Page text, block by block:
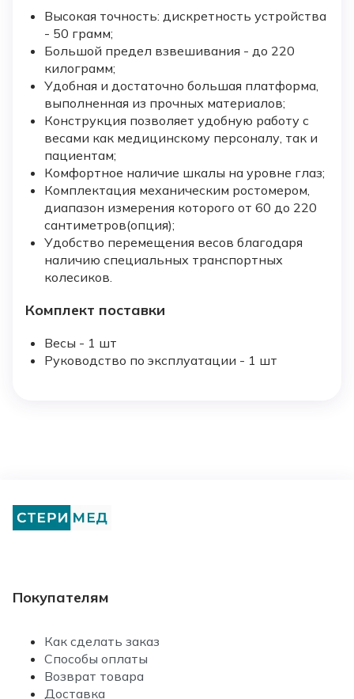
Высокая точность: дискретность устройства
- 50 грамм;
Большой предел взвешивания - до 220
килограмм;
Удобная и достаточно большая платформа,
выполненная из прочных материалов;
Конструкция позволяет удобную работу с
весами как медицинскому персоналу, так и
пациентам;
Комфортное наличие шкалы на уровне глаз;
Комплектация механическим ростомером,
диапазон измерения которого от 60 до 220
сантиметров(опция);
Удобство перемещения весов благодаря
наличию специальных транспортных
колесиков.
Комплект поставки
Весы - 1 шт
Руководство по эксплуатации - 1 шт
Покупателям
Как сделать заказ
Способы оплаты
Возврат товара
Доставка